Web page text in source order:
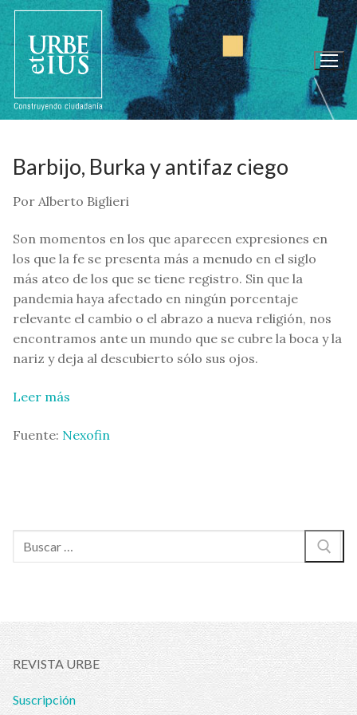
Ir
al
contenido
Barbijo, Burka y antifaz ciego
Por Alberto Biglieri
Son momentos en los que aparecen expresiones en
los que la fe se presenta más a menudo en el siglo
más ateo de los que se tiene registro. Sin que la
pandemia haya afectado en ningún porcentaje
relevante el cambio o el abrazo a nueva religión, nos
encontramos ante un mundo que se cubre la boca y la
nariz y deja al descubierto sólo sus ojos.
Leer más
Fuente: Nexofin
Buscar:
REVISTA URBE
Suscripción